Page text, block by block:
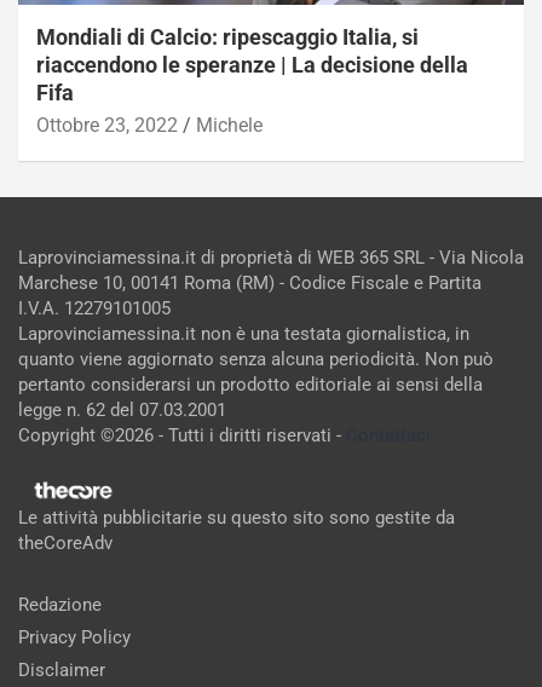
Mondiali di Calcio: ripescaggio Italia, si
riaccendono le speranze | La decisione della
Fifa
Ottobre 23, 2022 Michele
Laprovinciamessina.it di proprietà di WEB 365 SRL - Via Nicola
Marchese 10, 00141 Roma (RM) - Codice Fiscale e Partita
I.V.A. 12279101005
Laprovinciamessina.it non è una testata giornalistica, in
quanto viene aggiornato senza alcuna periodicità. Non può
pertanto considerarsi un prodotto editoriale ai sensi della
legge n. 62 del 07.03.2001
Copyright ©2026 - Tutti i diritti riservati -
Le attività pubblicitarie su questo sito sono gestite da
theCoreAdv
Redazione
Privacy Policy
Disclaimer